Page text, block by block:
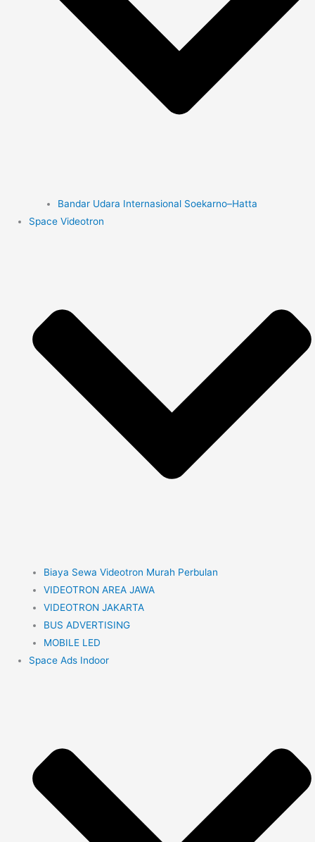
Bandar Udara Internasional Soekarno–Hatta
Space Videotron
Biaya Sewa Videotron Murah Perbulan
VIDEOTRON AREA JAWA
VIDEOTRON JAKARTA
BUS ADVERTISING
MOBILE LED
Space Ads Indoor